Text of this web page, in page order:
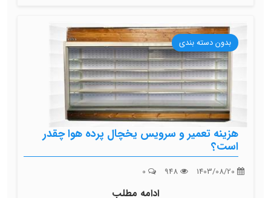
بدون دسته بندی
هزینه تعمیر و سرویس یخچال پرده هوا چقدر
است؟
ادامه مطلب